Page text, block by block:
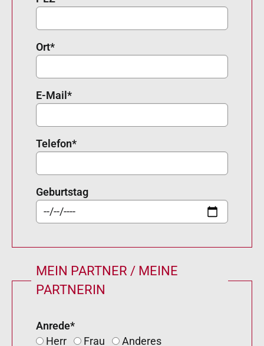
Ort*
E-Mail *
Telefon*
Geburtstag
MEIN PARTNER / MEINE
PARTNERIN
Anrede*
Herr
Frau Anderes